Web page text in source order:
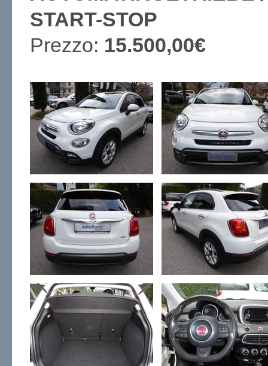
START-STOP
Prezzo: 15.500,00€